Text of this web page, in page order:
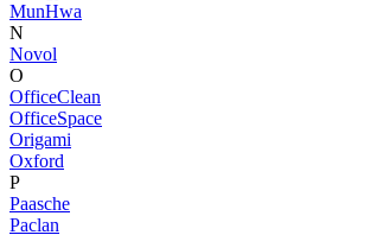
MunHwa
N
Novol
O
OfficeClean
OfficeSpace
Origami
Oxford
P
Paasche
Paclan